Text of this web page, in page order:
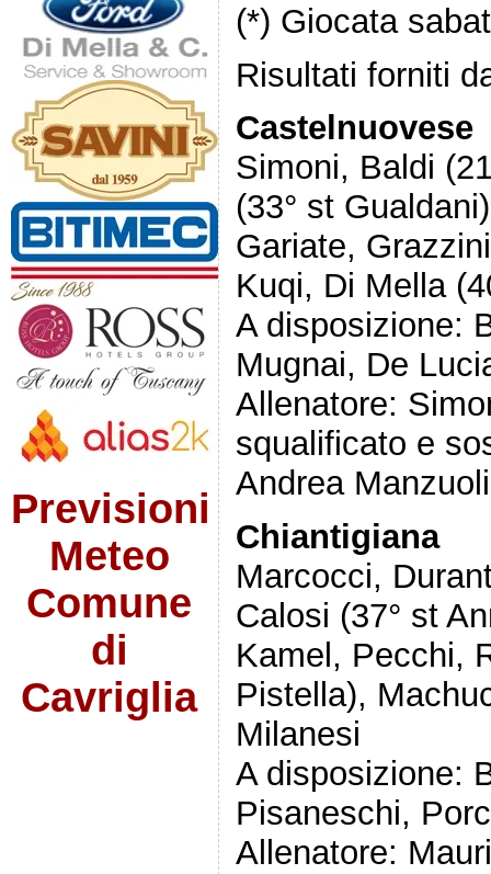
Previsioni
Meteo
Comune
di
Cavriglia
(*) Giocata
Risultati forniti
Castelnuovese
Simoni, Baldi
(33° st
Gariate,
Kuqi, Di Mella
A disposizione:
Mugnai, De
Allenatore:
squalificato e
Andrea Manzuoli
Chiantigiana
Marcocci,
Calosi (37° st
Kamel, Pecchi,
Pistella),
Milanesi
A disposizione:
Pisaneschi,
Allenatore: